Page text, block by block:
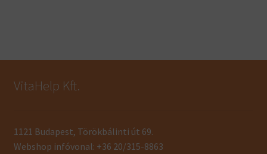
VitaHelp Kft.
1121 Budapest, Törökbálinti út 69.
Webshop infóvonal: +36 20/315-8863